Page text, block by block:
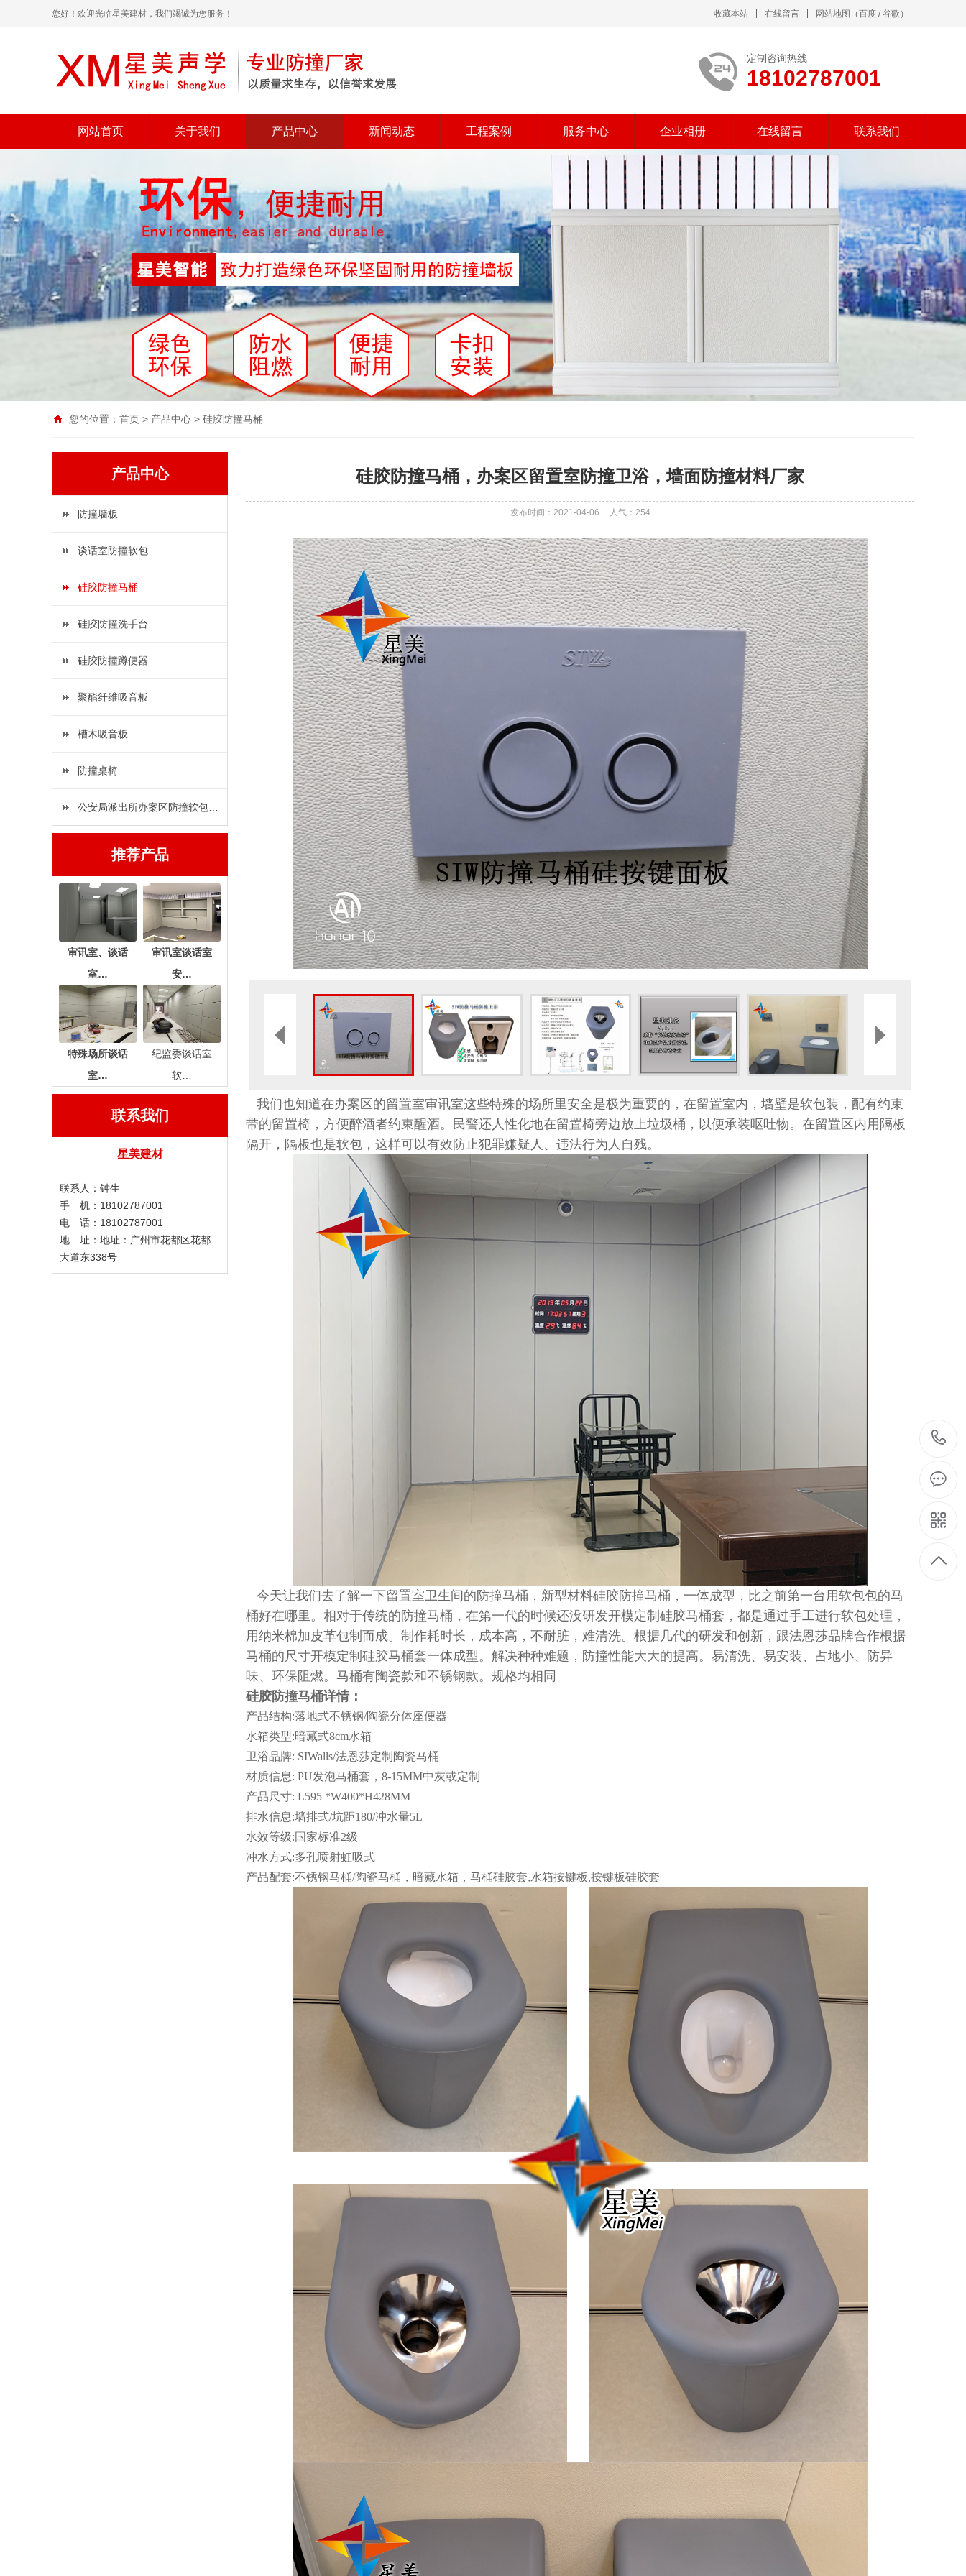
您好！欢迎光临星美建材，我们竭诚为您服务！ 收藏本站 在线留言 网站地图 （百度 /谷歌 ）
定制咨询热线
18102787001
网站首页 关于我们 产品中心 新闻动态 工程案例 服务中心 企业相册 在线留言 联系我们
您的位置： 首页 > 产品中心 > 硅胶防撞马桶
产品中心
防撞墙板
谈话室防撞软包
硅胶防撞马桶
硅胶防撞洗手台
硅胶防撞蹲便器
聚酯纤维吸音板
槽木吸音板
防撞桌椅
公安局派出所办案区防撞软包…
推荐产品
审讯室、谈话
室…
审讯室谈话室
安…
特殊场所谈话
室…
纪监委谈话室
软…
联系我们
星美建材
联系人：钟生
手 机：18102787001
电 话：18102787001
地 址：地址：广州市花都区花都
大道东338号
硅胶防撞马桶，办案区留置室防撞卫浴，墙面防撞材料厂家
发布时间：2021-04-06 人气： 254
我们也知道在办案区的留置室审讯室这些特殊的场所里安全是极为重要的，在留置室内，墙壁是软包装，配有约束
带的留置椅，方便醉酒者约束醒酒。民警还人性化地在留置椅旁边放上垃圾桶，以便承装呕吐物。在留置区内用隔板
隔开，隔板也是软包，这样可以有效防止犯罪嫌疑人、违法行为人自残。
今天让我们去了解一下留置室卫生间的防撞马桶，新型材料硅胶防撞马桶，一体成型，比之前第一台用软包包的马
桶好在哪里。相对于传统的防撞马桶，在第一代的时候还没研发开模定制硅胶马桶套，都是通过手工进行软包处理，
用纳米棉加皮革包制而成。制作耗时长，成本高，不耐脏，难清洗。根据几代的研发和创新，跟法恩莎品牌合作根据
马桶的尺寸开模定制硅胶马桶套一体成型。解决种种难题，防撞性能大大的提高。易清洗、易安装、占地小、防异
味、环保阻燃。马桶有陶瓷款和不锈钢款。规格均相同
硅胶防撞马桶详情：
产品结构:落地式不锈钢/陶瓷分体座便器
水箱类型:暗藏式8cm水箱
卫浴品牌: SIWalls/法恩莎定制陶瓷马桶
材质信息: PU发泡马桶套， 8-15MM中灰或定制
产品尺寸: L595 *W400*H428MM
排水信息:墙排式/坑距180/冲水量5L
水效等级:国家标准2级
冲水方式:多孔喷射虹吸式
产品配套:不锈钢马桶/陶瓷马桶，暗藏水箱， 马桶硅胶套,水箱按键板,按键板硅胶套